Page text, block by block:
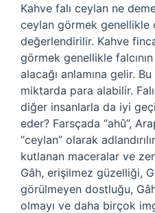
Kahve falı ceylan ne
ceylan görmek genellikle
değerlendirilir. Kahve
görmek genellikle
alacağı anlamına gelir.
miktarda para alabilir.
diğer insanlarla da iyi
eder? Farsçada “ahû”,
“ceylan” olarak
kutlanan maceralar ve
Gâh, erişilmez güzelliği,
görülmeyen dostluğu,
olmayı ve daha birçok